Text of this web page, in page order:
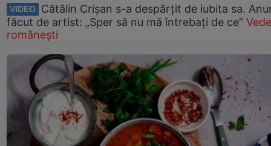
VIDEO
Cătălin Crișan s-a despărțit de iubita sa.
făcut de artist: „Sper să nu mă întrebați de ce”
românești